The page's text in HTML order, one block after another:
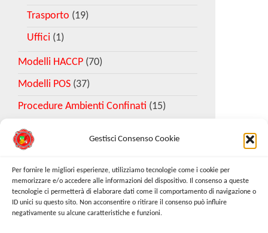
Gestisci Consenso Cookie
Per fornire le migliori esperienze, utilizziamo tecnologie come i cookie per
memorizzare e/o accedere alle informazioni del dispositivo. Il consenso a queste
tecnologie ci permetterà di elaborare dati come il comportamento di navigazione o
ID unici su questo sito. Non acconsentire o ritirare il consenso può influire
negativamente su alcune caratteristiche e funzioni.
Trasporto (19)
Uffici (1)
Modelli HACCP (70)
Modelli POS (37)
Procedure Ambienti Confinati (15)
Richiedi Modello